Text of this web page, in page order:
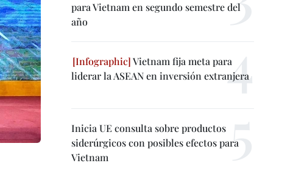
para Vietnam en segundo semestre del
año
Vietnam fija meta para
liderar la ASEAN en inversión extranjera
Inicia UE consulta sobre productos
siderúrgicos con posibles efectos para
Vietnam